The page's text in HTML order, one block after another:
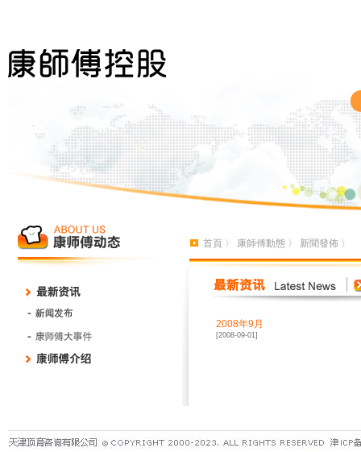
首頁 〉 康師傅動態 〉 新聞發佈 〉
2008年9月
[2008-09-01]